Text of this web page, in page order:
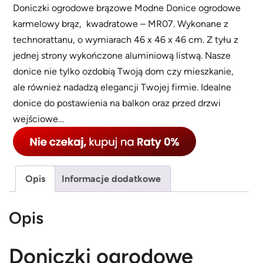
Doniczki ogrodowe brązowe Modne Donice ogrodowe
karmelowy brąz, kwadratowe – MR07. Wykonane z
technorattanu, o wymiarach 46 x 46 x 46 cm. Z tyłu z
jednej strony wykończone aluminiową listwą. Nasze
donice nie tylko ozdobią Twoją dom czy mieszkanie,
ale również nadadzą elegancji Twojej firmie. Idealne
donice do postawienia na balkon oraz przed drzwi
wejściowe…
Opis Informacje dodatkowe
Opis
Doniczki ogrodowe